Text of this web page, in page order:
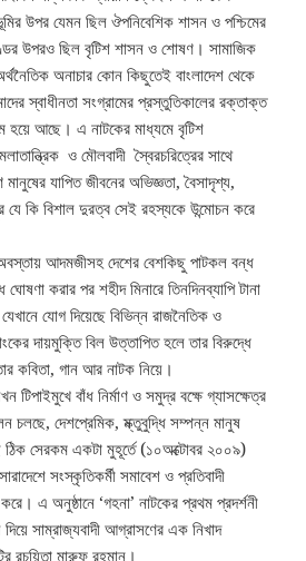
উপর যেমন ছিল ঔপনিবেশিক শাসন ও পশ্চিমের
উপরও ছিল বৃটিশ শাসন ও শোষণ। সামাজিক
অনাচার কোন কিছুতেই বাংলাদেশ থেকে
স্বাধীনতা সংগ্রামের প্রস্তুতিকালের রক্তাক্ত
হয়ে আছে। এ নাটকের মাধ্যমে বৃটিশ
ও মৌলবাদী স্বৈরচরিত্রের সাথে
যাপিত জীবনের অভিজ্ঞতা, বৈসাদৃশ্য,
যে কি বিশাল দুরত্ব সেই রহস্যকে উন্মোচন করে
আদমজীসহ দেশের বেশকিছু পাটকল বন্ধ
করার পর শহীদ মিনারে তিনদিনব্যাপি টানা
যোগ দিয়েছে বিভিন্ন রাজনৈতিক ও
দায়মুক্তি বিল উত্তাপিত হলে তার বিরুদ্ধে
কবিতা, গান আর নাটক নিয়ে।
টিপাইমুখে বাঁধ নির্মাণ ও সমুদ্র বক্ষে গ্যাসক্ষেত্র
চলছে, দেশপ্রেমিক, ম্ক্তুবুদ্ধি সম্পন্ন মানুষ
ঠিক সেরকম একটা মুহূর্তে (১০অক্টোবর ২০০৯)
সংস্কৃতিকর্মী সমাবেশ ও প্রতিবাদী
এ অনুষ্ঠানে ‘গহনা’ নাটকের প্রথম প্রদর্শনী
সাম্রাজ্যবাদী আগ্রাসণের এক নিখাদ
রচয়িতা মারুফ রহমান।